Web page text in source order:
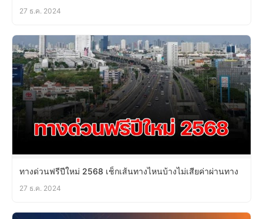
27 ธ.ค. 2024
ทางด่วนฟรีปีใหม่ 2568 เช็กเส้นทางไหนบ้างไม่เสียค่าผ่านทาง
27 ธ.ค. 2024